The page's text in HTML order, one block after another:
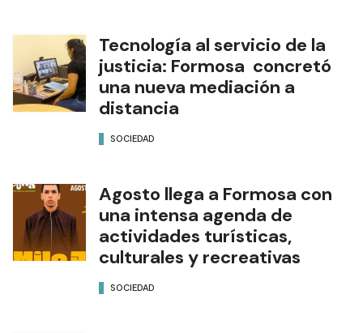
Tecnología al servicio de la
justicia: Formosa concretó
una nueva mediación a
distancia
SOCIEDAD
Agosto llega a Formosa con
una intensa agenda de
actividades turísticas,
culturales y recreativas
SOCIEDAD